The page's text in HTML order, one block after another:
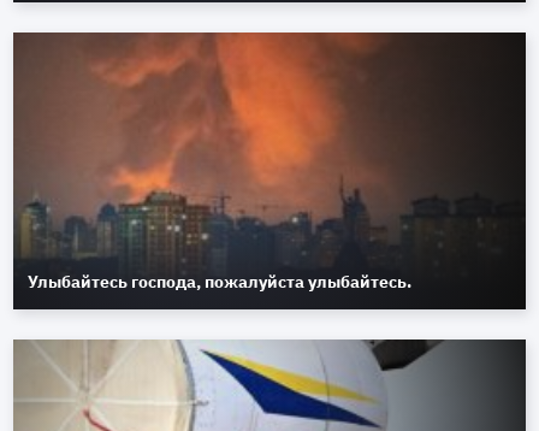
Улыбайтесь господа, пожалуйста улыбайтесь.